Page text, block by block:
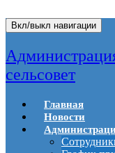
Вкл/выкл навигации
сельсовет
Главная
Новости